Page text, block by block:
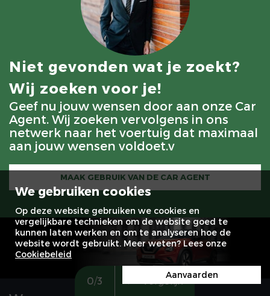
0/3 Vergelijk
Niet gevonden wat je zoekt?
Wij zoeken voor je!
Geef nu jouw wensen door aan onze Car
Agent. Wij zoeken vervolgens in ons
netwerk naar het voertuig dat maximaal
aan jouw wensen voldoet.v
MAAK GEBRUIK VAN DE CAR AGENT
We gebruiken cookies
Op deze website gebruiken we cookies en
vergelijkbare technieken om de website goed te
kunnen laten werken en om te analyseren hoe de
website wordt gebruikt. Meer weten? Lees onze
Cookiebeleid
Aanvaarden